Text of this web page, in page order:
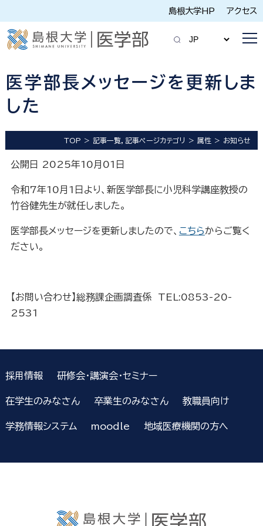
島根大学HP アクセス
医学部長メッセージを更新しま
した
TOP 記事一覧，記事ページカテゴリ 属性 お知らせ
公開日 2025年10月01日
令和7年10月1日より、新医学部長に小児科学講座教授の
竹谷健先生が就任しました。
医学部長メッセージを更新しましたので、 こちらからご覧く
ださい。
【お問い合わせ】総務課企画調査係 TEL:0853-20-
2531
採用情報 研修会・講演会・セミナー
在学生のみなさん 卒業生のみなさん 教職員向け
学務情報システム moodle 地域医療機関の方へ